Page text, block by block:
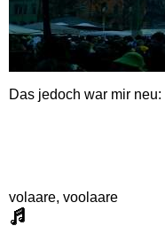
Das jedoch war mir neu:
volaare, voolaare